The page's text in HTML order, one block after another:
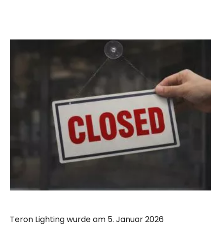
Teron Lighting wurde am 5. Januar 2026